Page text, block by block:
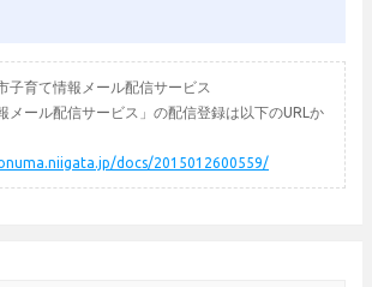
子育て情報メール配信サービス
メール配信サービス」の配信登録は以下のURLか
docs/2015012600559/